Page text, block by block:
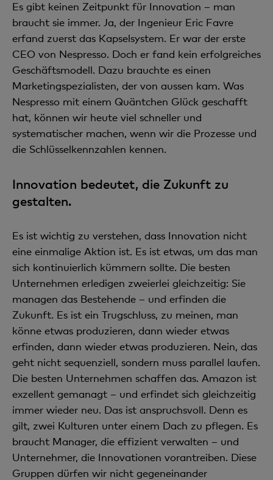
Es gibt keinen Zeitpunkt für Innovation – man
braucht sie immer. Ja, der Ingenieur Eric Favre
erfand zuerst das Kapselsystem. Er war der erste
CEO von Nespresso. Doch er fand kein erfolgreiches
Geschäftsmodell. Dazu brauchte es einen
Marketingspezialisten, der von aussen kam. Was
Nespresso mit einem Quäntchen Glück geschafft
hat, können wir heute viel schneller und
systematischer machen, wenn wir die Prozesse und
die Schlüsselkennzahlen kennen.
Innovation bedeutet, die Zukunft zu
gestalten.
Es ist wichtig zu verstehen, dass Innovation nicht
eine einmalige Aktion ist. Es ist etwas, um das man
sich kontinuierlich kümmern sollte. Die besten
Unternehmen erledigen zweierlei gleichzeitig: Sie
managen das Bestehende – und erfinden die
Zukunft. Es ist ein Trugschluss, zu meinen, man
könne etwas produzieren, dann wieder etwas
erfinden, dann wieder etwas produzieren. Nein, das
geht nicht sequenziell, sondern muss parallel laufen.
Die besten Unternehmen schaffen das. Amazon ist
exzellent gemanagt – und erfindet sich gleichzeitig
immer wieder neu. Das ist anspruchsvoll. Denn es
gilt, zwei Kulturen unter einem Dach zu pflegen. Es
braucht Manager, die effizient verwalten – und
Unternehmer, die Innovationen vorantreiben. Diese
Gruppen dürfen wir nicht gegeneinander